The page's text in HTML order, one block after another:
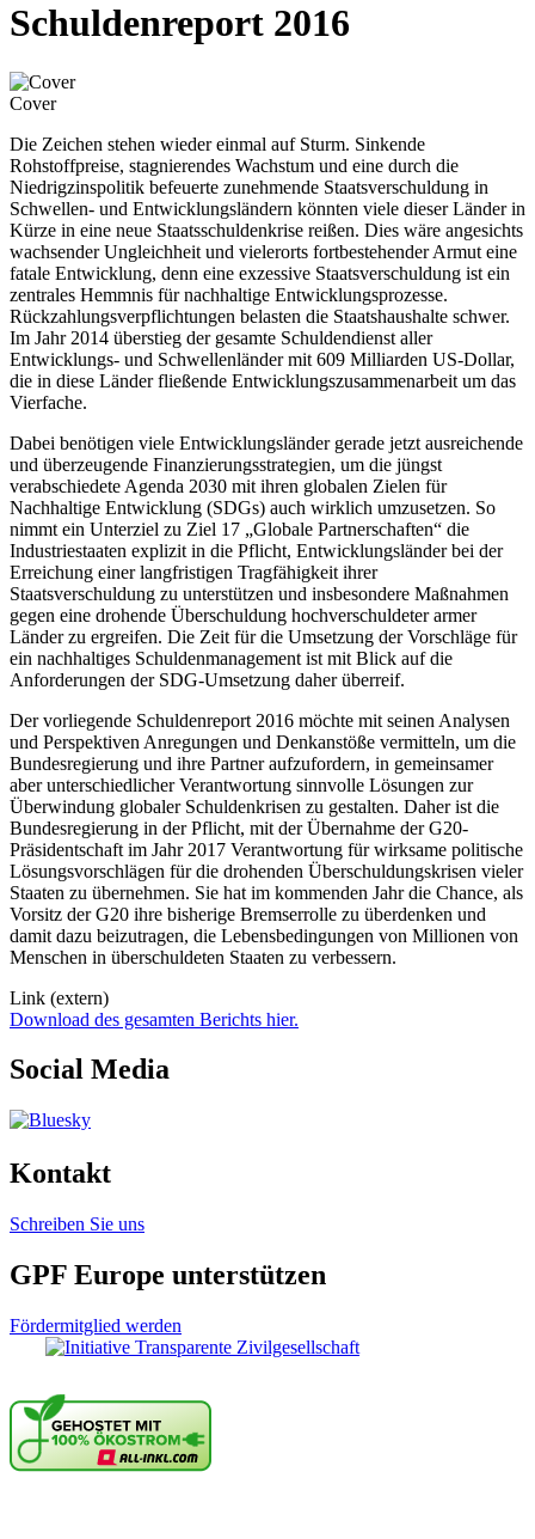
Schuldenreport 2016
Cover
Die Zeichen stehen wieder einmal auf Sturm. Sinkende
Rohstoffpreise, stagnierendes Wachstum und eine durch die
Niedrigzinspolitik befeuerte zunehmende Staatsverschuldung in
Schwellen- und Entwicklungsländern könnten viele dieser Länder in
Kürze in eine neue Staatsschuldenkrise reißen. Dies wäre angesichts
wachsender Ungleichheit und vielerorts fortbestehender Armut eine
fatale Entwicklung, denn eine exzessive Staatsverschuldung ist ein
zentrales Hemmnis für nachhaltige Entwicklungsprozesse.
Rückzahlungsverpflichtungen belasten die Staatshaushalte schwer.
Im Jahr 2014 überstieg der gesamte Schuldendienst aller
Entwicklungs- und Schwellenländer mit 609 Milliarden US-Dollar,
die in diese Länder fließende Entwicklungszusammenarbeit um das
Vierfache.
Dabei benötigen viele Entwicklungsländer gerade jetzt ausreichende
und überzeugende Finanzierungsstrategien, um die jüngst
verabschiedete Agenda 2030 mit ihren globalen Zielen für
Nachhaltige Entwicklung (SDGs) auch wirklich umzusetzen. So
nimmt ein Unterziel zu Ziel 17 „Globale Partnerschaften“ die
Industriestaaten explizit in die Pflicht, Entwicklungsländer bei der
Erreichung einer langfristigen Tragfähigkeit ihrer
Staatsverschuldung zu unterstützen und insbesondere Maßnahmen
gegen eine drohende Überschuldung hochverschuldeter armer
Länder zu ergreifen. Die Zeit für die Umsetzung der Vorschläge für
ein nachhaltiges Schuldenmanagement ist mit Blick auf die
Anforderungen der SDG-Umsetzung daher überreif.
Der vorliegende Schuldenreport 2016 möchte mit seinen Analysen
und Perspektiven Anregungen und Denkanstöße vermitteln, um die
Bundesregierung und ihre Partner aufzufordern, in gemeinsamer
aber unterschiedlicher Verantwortung sinnvolle Lösungen zur
Überwindung globaler Schuldenkrisen zu gestalten. Daher ist die
Bundesregierung in der Pflicht, mit der Übernahme der G20-
Präsidentschaft im Jahr 2017 Verantwortung für wirksame politische
Lösungsvorschlägen für die drohenden Überschuldungskrisen vieler
Staaten zu übernehmen. Sie hat im kommenden Jahr die Chance, als
Vorsitz der G20 ihre bisherige Bremserrolle zu überdenken und
damit dazu beizutragen, die Lebensbedingungen von Millionen von
Menschen in überschuldeten Staaten zu verbessern.
Link (extern)
Download des gesamten Berichts hier.
Social Media
Kontakt
Schreiben Sie uns
GPF Europe unterstützen
Fördermitglied werden